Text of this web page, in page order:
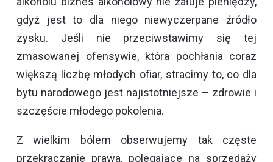
gdyż jest to dla niego niewyczerpane źródło
zysku. Jeśli nie przeciwstawimy się tej
zmasowanej ofensywie, która pochłania coraz
większą liczbę młodych ofiar, stracimy to, co dla
bytu narodowego jest najistotniejsze – zdrowie i
szczęście młodego pokolenia.
Z wielkim bólem obserwujemy tak częste
przekraczanie prawa, polegające na sprzedaży